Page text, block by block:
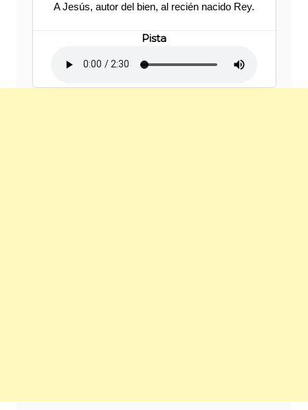
A Jesús, autor del bien, al recién nacido Rey.
Pista